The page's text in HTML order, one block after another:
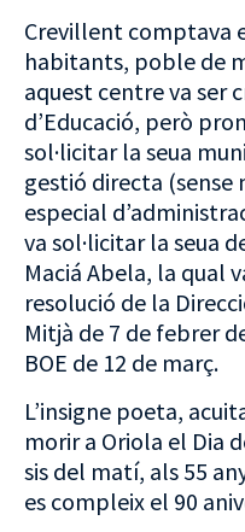
Crevillent comptava
habitants, poble de
aquest centre va ser
d’Educació, però
sol·licitar la seua
gestió directa
especial
va sol·licitar la seua
Maciá Abela, la qual
resolució de la
Mitjà de 7 de febrer
BOE de 12 de març.
L’insigne poeta,
morir a Oriola el Dia
sis del matí, als 55
es compleix el 90